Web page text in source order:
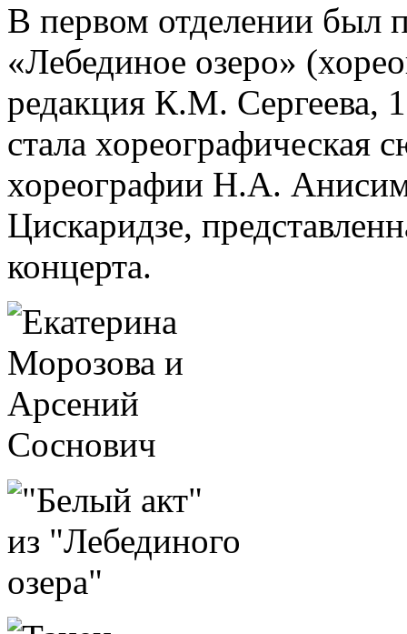
В первом отделении был
«Лебединое озеро»
редакция К.М. Сергеева,
стала хореографическая
хореографии Н.А.
Цискаридзе,
концерта.